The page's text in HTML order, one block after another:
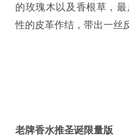
的玫瑰木以及香根草，
性的皮革作结，带出一丝
老牌香水推圣诞限量版